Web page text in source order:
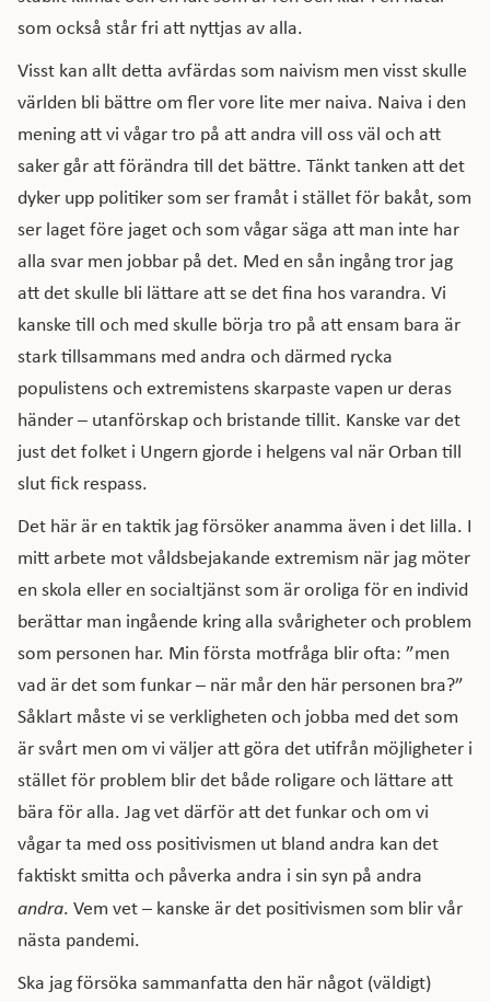
som också står fri att nyttjas av alla.
Visst kan allt detta avfärdas som naivism men visst skulle
världen bli bättre om fler vore lite mer naiva. Naiva i den
mening att vi vågar tro på att andra vill oss väl och att
saker går att förändra till det bättre. Tänkt tanken att det
dyker upp politiker som ser framåt i stället för bakåt, som
ser laget före jaget och som vågar säga att man inte har
alla svar men jobbar på det. Med en sån ingång tror jag
att det skulle bli lättare att se det fina hos varandra. Vi
kanske till och med skulle börja tro på att ensam bara är
stark tillsammans med andra och därmed rycka
populistens och extremistens skarpaste vapen ur deras
händer – utanförskap och bristande tillit. Kanske var det
just det folket i Ungern gjorde i helgens val när Orban till
slut fick respass.
Det här är en taktik jag försöker anamma även i det lilla. I
mitt arbete mot våldsbejakande extremism när jag möter
en skola eller en socialtjänst som är oroliga för en individ
berättar man ingående kring alla svårigheter och problem
som personen har. Min första motfråga blir ofta: ”men
vad är det som funkar – när mår den här personen bra?”
Såklart måste vi se verkligheten och jobba med det som
är svårt men om vi väljer att göra det utifrån möjligheter i
stället för problem blir det både roligare och lättare att
bära för alla. Jag vet därför att det funkar och om vi
vågar ta med oss positivismen ut bland andra kan det
faktiskt smitta och påverka andra i sin syn på andra
andra. Vem vet – kanske är det positivismen som blir vår
nästa pandemi.
Ska jag försöka sammanfatta den här något (väldigt)